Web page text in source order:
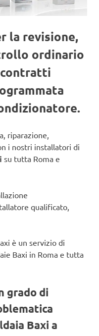
la revisione,
ordinario
riparazione,
i nostri installatori di
su tutta Roma e
qualificato,
è un servizio di
Baxi in Roma e tutta
grado di
Baxi a